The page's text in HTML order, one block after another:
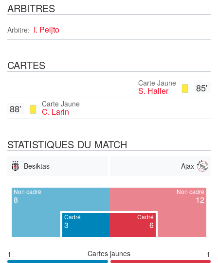
ARBITRES
Arbitre: I. Peljto
CARTES
85'
Carte Jaune
S. Haller
Carte Jaune
C. Larin
88'
STATISTIQUES DU MATCH
Besiktas Ajax
Non cadré
8
Cadré
3
Cadré
6
Non cadré
12
1 Cartes jaunes 1